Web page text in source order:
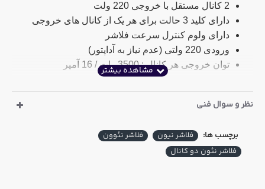
2 کانال مستقل با خروجی 220 ولت
دارای کلید 3 حالت برای هر یک از کانال های خروجی
دارای ولوم کنترل سرعت فلاشر
ورودی 220 ولتی (عدم نیاز به آداپتور)
توان خروجی هر کانال : 3500 وات / 16 آمپر
نظر و سوال فنی
برچسب ها: فلاشر نیون
فلاشر نئوون
فلاشر نئون دو کانال